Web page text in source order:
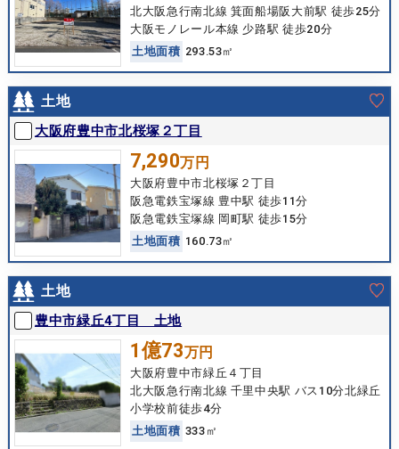
北大阪急行南北線 箕面船場阪大前駅 徒歩25分
大阪モノレール本線 少路駅 徒歩20分
土地面積 293.53㎡
土地
大阪府豊中市北桜塚２丁目
7,290万円
大阪府豊中市北桜塚２丁目
阪急電鉄宝塚線 豊中駅 徒歩11分
阪急電鉄宝塚線 岡町駅 徒歩15分
土地面積 160.73㎡
土地
豊中市緑丘4丁目 土地
1億73万円
大阪府豊中市緑丘４丁目
北大阪急行南北線 千里中央駅 バス10分北緑丘
小学校前徒歩4分
土地面積 333㎡